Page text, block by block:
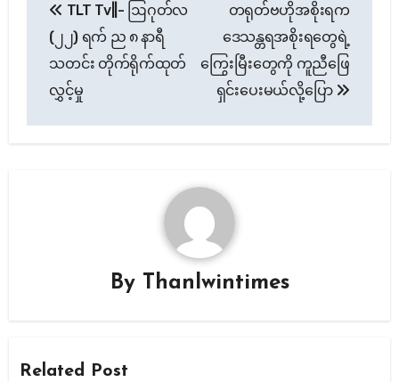
navigation
TLT Tv||- ဩဂုတ်လ
(၂၂) ရက် ည ၈ နာရီ
သတင်း တိုက်ရိုက်ထုတ်
လွှင့်မှု
တရုတ်ဗဟိုအစိုးရက
ဒေသန္တရအစိုးရတွေရဲ့
ကြွေးမြီးတွေကို ကူညီဖြေ
ရှင်းပေးမယ်လို့ပြော
By Thanlwintimes
Related Post